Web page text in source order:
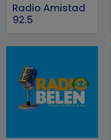
Radio Amistad
92.5